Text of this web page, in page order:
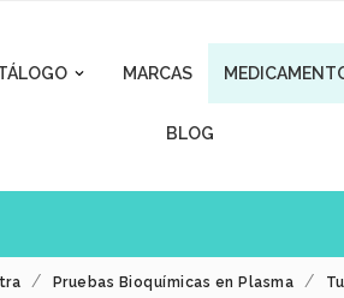
 MARCAS
BLOG
Pruebas Bioquímicas en Plasma